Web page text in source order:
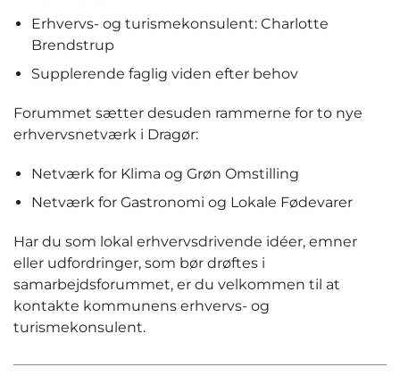
Erhvervs- og turismekonsulent: Charlotte
Brendstrup
Supplerende faglig viden efter behov
Forummet sætter desuden rammerne for to nye
erhvervsnetværk i Dragør:
Netværk for Klima og Grøn Omstilling
Netværk for Gastronomi og Lokale Fødevarer
Har du som lokal erhvervsdrivende idéer, emner
eller udfordringer, som bør drøftes i
samarbejdsforummet, er du velkommen til at
kontakte kommunens erhvervs- og
turismekonsulent.